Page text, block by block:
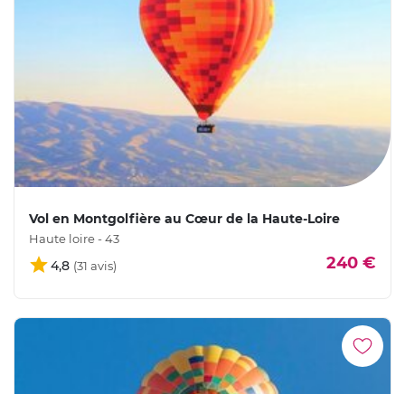
Vol en Montgolfière au Cœur de la Haute-Loire
Haute loire - 43
4,8 240 €